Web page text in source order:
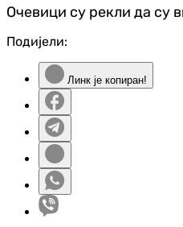
Очевици су рекли да су
Подијели:
Линк је копиран!